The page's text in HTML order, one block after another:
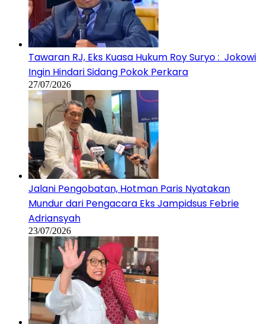
Tawaran RJ, Eks Kuasa Hukum Roy Suryo : Jokowi
Ingin Hindari Sidang Pokok Perkara
27/07/2026
Jalani Pengobatan, Hotman Paris Nyatakan
Mundur dari Pengacara Eks Jampidsus Febrie
Adriansyah
23/07/2026